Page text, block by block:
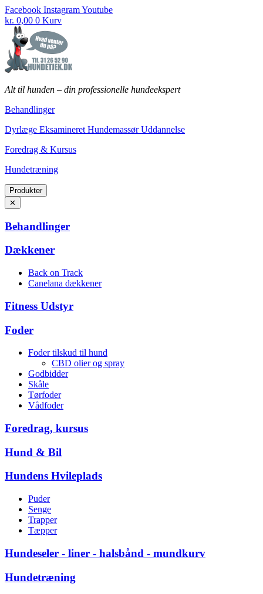
Fortsæt
til
indhold
Facebook InstagramYoutube
kr. 0,00 0 Kurv
Alt til hunden – din professionelle hundeekspert
Behandlinger
Dyrlæge Eksamineret Hundemassør Uddannelse
Foredrag & Kursus
Hundetræning
Produkter
✕
Behandlinger
Dækkener
Back on Track
Canelana dækkener
Fitness Udstyr
Foder
Foder tilskud til hund
CBD olier og spray
Godbidder
Skåle
Tørfoder
Vådfoder
Foredrag, kursus
Hund & Bil
Hundens Hvileplads
Puder
Senge
Trapper
Tæpper
Hundeseler - liner - halsbånd - mundkurv
Hundetræning